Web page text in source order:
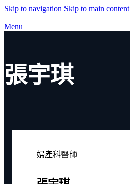
Skip to navigation Skip to main content
Menu
張宇琪
婦產科醫師